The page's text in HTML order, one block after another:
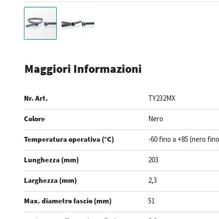
della
di
immagini
Maggiori Informazioni
Nr. Art. TY232MX
Colore Nero
Temperatura operativa (°C) -60 fino a +85 (nero
Lunghezza (mm) 203
Larghezza (mm) 2,3
Max. diametro fascio (mm) 51